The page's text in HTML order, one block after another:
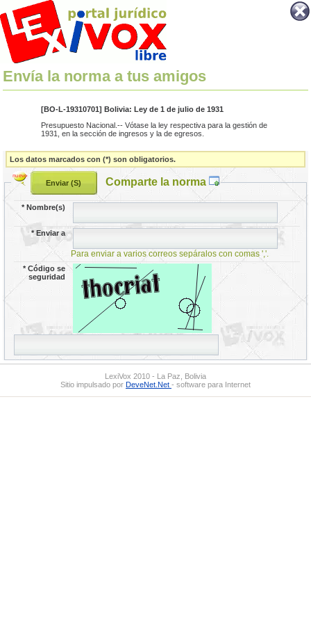
Envía la norma a tus amigos
[BO-L-19310701] Bolivia: Ley de 1 de julio de 1931
Presupuesto Nacional.-- Vótase la ley respectiva para la gestión de
1931, en la sección de ingresos y la de egresos.
Los datos marcados con (*) son obligatorios.
Comparte la norma
*Nombre(s)
*Enviar a
Para enviar a varios correos sepáralos con comas ','.
*Código se
seguridad
LexiVox 2010 - La Paz, Bolivia
Sitio impulsado por DeveNet.Net - software para Internet